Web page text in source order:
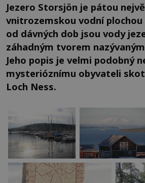
Jezero Storsjön je pátou
vnitrozemskou vodní plochou
od dávných dob jsou vody
záhadným tvorem
Jeho popis je velmi podobný
mysterióznímu obyvateli
Loch Ness.